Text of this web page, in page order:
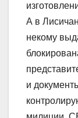
А в
некому
и